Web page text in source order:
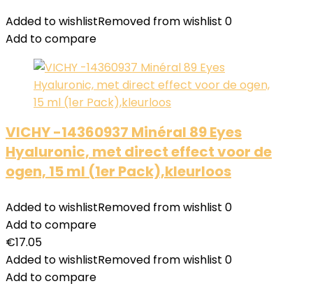
Added to wishlistRemoved from wishlist 0
Add to compare
VICHY -14360937 Minéral 89 Eyes
Hyaluronic, met direct effect voor de
ogen, 15 ml (1er Pack),kleurloos
Added to wishlistRemoved from wishlist 0
Add to compare
€17.05
Added to wishlistRemoved from wishlist 0
Add to compare